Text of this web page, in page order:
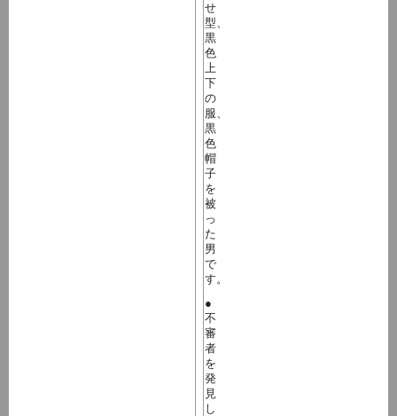
せ
型、
黒
色
上
下
の
服、
黒
色
帽
子
を
被
っ
た
男
で
す。
●
不
審
者
を
発
見
し